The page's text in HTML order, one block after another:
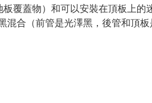
覆蓋物）和可以安裝在頂板上的
合（前管是光澤黑，後管和頂